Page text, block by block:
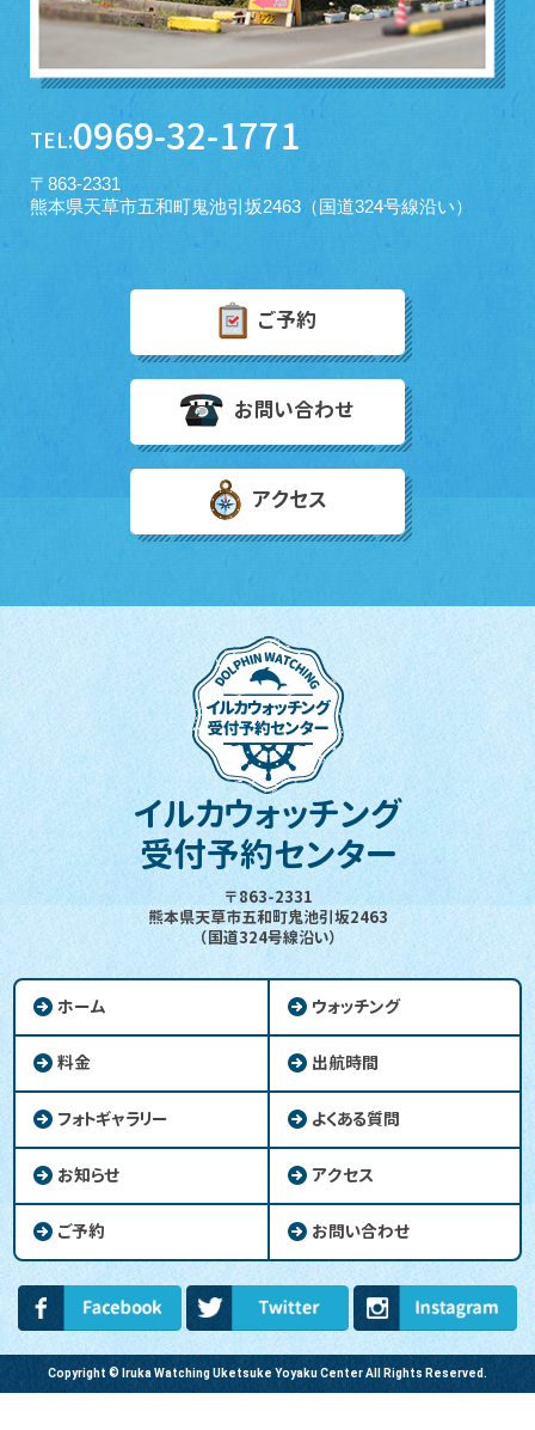
TEL:0969-32-1771
〒863-2331
熊本県天草市五和町鬼池引坂2463（国道324号線沿い）
ご予約
お問い合わせ
アクセス
イルカウォッチング
受付予約センター
〒863-2331
熊本県天草市五和町鬼池引坂2463
（国道324号線沿い）
ホーム ウォッチング
料金 出航時間
フォトギャラリー よくある質問
お知らせ アクセス
ご予約 お問い合わせ
Copyright © Iruka Watching Uketsuke Yoyaku Center All Rights Reserved.